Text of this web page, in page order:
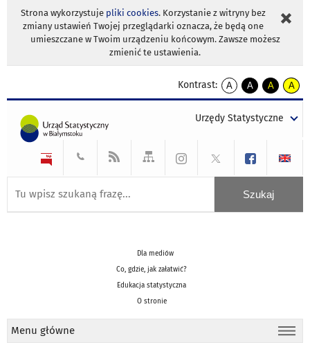
Strona wykorzystuje pliki cookies. Korzystanie z witryny bez
zmiany ustawień Twojej przeglądarki oznacza, że będą one
umieszczane w Twoim urządzeniu końcowym. Zawsze możesz
zmienić te ustawienia.
Kontrast:
A
kontrast
A
kontrast
tekst
czarnym
A
kontrast
tekst
czarnym
A
tekst
żółtym
Urzędy Statystyczne
Dla mediów
Co, gdzie, jak załatwić?
Edukacja statystyczna
O stronie
Menu główne